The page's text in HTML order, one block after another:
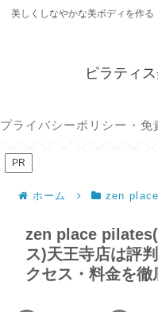
美しくしなやかな美ボディを作
ピラティ
PR
ホーム zen
zen place pilates(
ス)天王寺店は評
クセス・料金を徹